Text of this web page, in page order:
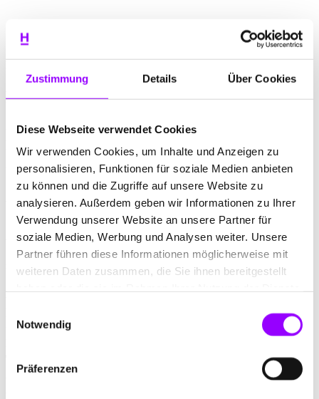
Zustimmung Details Über Cookies
Diese Webseite verwendet Cookies
Wir verwenden Cookies, um Inhalte und Anzeigen zu
personalisieren, Funktionen für soziale Medien anbieten
zu können und die Zugriffe auf unsere Website zu
analysieren. Außerdem geben wir Informationen zu Ihrer
Verwendung unserer Website an unsere Partner für
soziale Medien, Werbung und Analysen weiter. Unsere
Partner führen diese Informationen möglicherweise mit
weiteren Daten zusammen, die Sie ihnen bereitgestellt
Notwendig
Präferenzen
Das Fachjournal „kompetenz wasser“ der
haben die Publikation für Abwasser,
Überflutungsschutz und Gewässer
komplett überarbeitet.
Vom „Wasser Besser Macher“, dem
Slogan der StEB, zum „Wasser Besser
Wisser“. Diese kreative Leitidee findet
sich in der Gestaltung wieder. Das
Das Layout ist systematisch aufgebaut,
Textformen, Fokusbereiche, Infokästen